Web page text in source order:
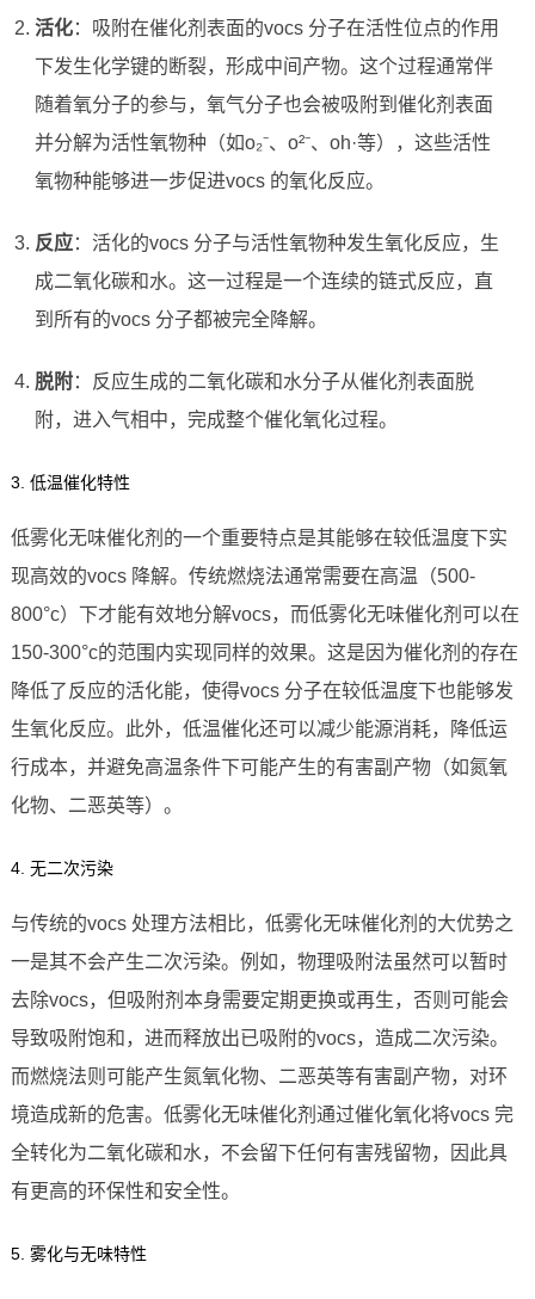
活化：吸附在催化剂表面的vocs 分子在活性位点的作用
下发生化学键的断裂，形成中间产物。这个过程通常伴
随着氧分子的参与，氧气分子也会被吸附到催化剂表面
并分解为活性氧物种（如o₂⁻、o²⁻、oh·等），这些活性
氧物种能够进一步促进vocs 的氧化反应。
反应：活化的vocs 分子与活性氧物种发生氧化反应，生
成二氧化碳和水。这一过程是一个连续的链式反应，直
到所有的vocs 分子都被完全降解。
脱附：反应生成的二氧化碳和水分子从催化剂表面脱
附，进入气相中，完成整个催化氧化过程。
3. 低温催化特性
低雾化无味催化剂的一个重要特点是其能够在较低温度下实
现高效的vocs 降解。传统燃烧法通常需要在高温（500-
800°c）下才能有效地分解vocs，而低雾化无味催化剂可以在
150-300°c的范围内实现同样的效果。这是因为催化剂的存在
降低了反应的活化能，使得vocs 分子在较低温度下也能够发
生氧化反应。此外，低温催化还可以减少能源消耗，降低运
行成本，并避免高温条件下可能产生的有害副产物（如氮氧
化物、二恶英等）。
4. 无二次污染
与传统的vocs 处理方法相比，低雾化无味催化剂的大优势之
一是其不会产生二次污染。例如，物理吸附法虽然可以暂时
去除vocs，但吸附剂本身需要定期更换或再生，否则可能会
导致吸附饱和，进而释放出已吸附的vocs，造成二次污染。
而燃烧法则可能产生氮氧化物、二恶英等有害副产物，对环
境造成新的危害。低雾化无味催化剂通过催化氧化将vocs 完
全转化为二氧化碳和水，不会留下任何有害残留物，因此具
有更高的环保性和安全性。
5. 雾化与无味特性